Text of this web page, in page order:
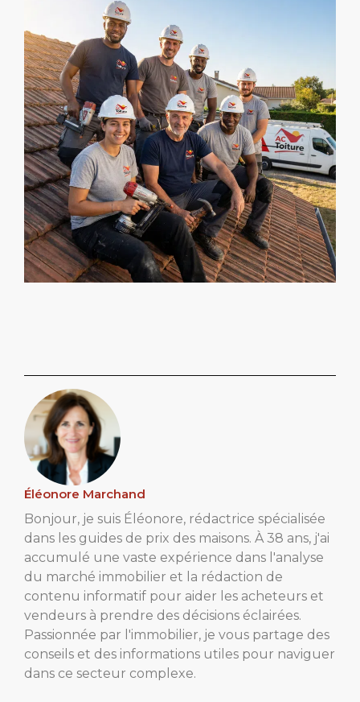
Éléonore Marchand
Bonjour, je suis Éléonore, rédactrice spécialisée
dans les guides de prix des maisons. À 38 ans, j'ai
accumulé une vaste expérience dans l'analyse
du marché immobilier et la rédaction de
contenu informatif pour aider les acheteurs et
vendeurs à prendre des décisions éclairées.
Passionnée par l'immobilier, je vous partage des
conseils et des informations utiles pour naviguer
dans ce secteur complexe.